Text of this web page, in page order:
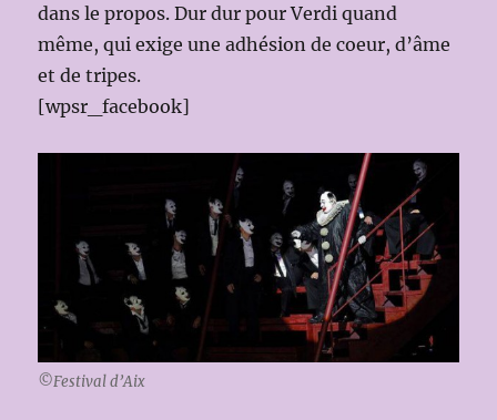
dans le propos. Dur dur pour Verdi quand
même, qui exige une adhésion de coeur, d’âme
et de tripes.
[wpsr_facebook]
©Festival d’Aix